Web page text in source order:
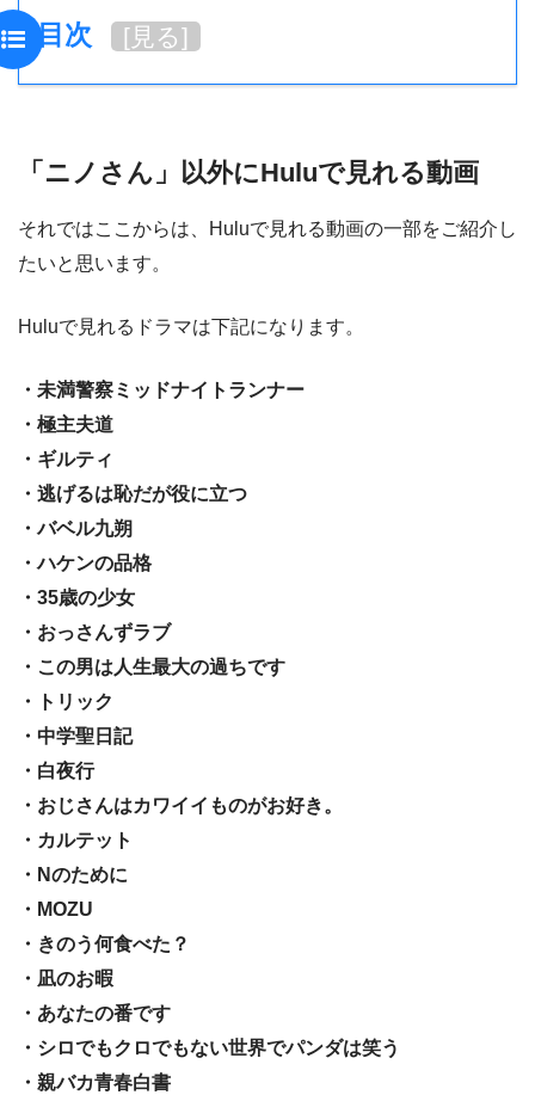
目次 [見る]
「ニノさん」以外にHuluで見れる動画
それではここからは、Huluで見れる動画の一部をご紹介し
たいと思います。
Huluで見れるドラマは下記になります。
・未満警察ミッドナイトランナー
・極主夫道
・ギルティ
・逃げるは恥だが役に立つ
・バベル九朔
・ハケンの品格
・35歳の少女
・おっさんずラブ
・この男は人生最大の過ちです
・トリック
・中学聖日記
・白夜行
・おじさんはカワイイものがお好き。
・カルテット
・Nのために
・MOZU
・きのう何食べた？
・凪のお暇
・あなたの番です
・シロでもクロでもない世界でパンダは笑う
・親バカ青春白書